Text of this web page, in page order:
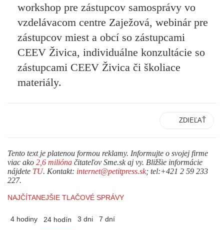
workshop pre zástupcov samosprávy vo
vzdelávacom centre Zaježová, webinár pre
zástupcov miest a obcí so zástupcami
CEEV Živica, individuálne konzultácie so
zástupcami CEEV Živica či školiace
materiály.
ZDIEĽAŤ
Tento text je platenou formou reklamy. Informujte o svojej firme
viac ako 2,6 milióna čitateľov Sme.sk aj vy. Bližšie informácie
nájdete TU. Kontakt: internet@petitpress.sk; tel:+421 2 59 233
227.
NAJČÍTANEJŠIE TLAČOVÉ SPRÁVY
4 hodiny 24 hodín 3 dni 7 dní